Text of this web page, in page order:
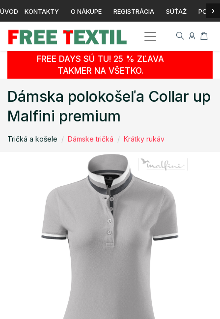
ÚVOD KONTAKTY O NÁKUPE REGISTRÁCIA SÚŤAŽ ›
FREE DAYS SÚ TU! 25 % ZĽAVA
TAKMER NA VŠETKO.
Dámska polokošeľa Collar up
Malfini premium
Tričká a košele Dámske tričká Krátky rukáv